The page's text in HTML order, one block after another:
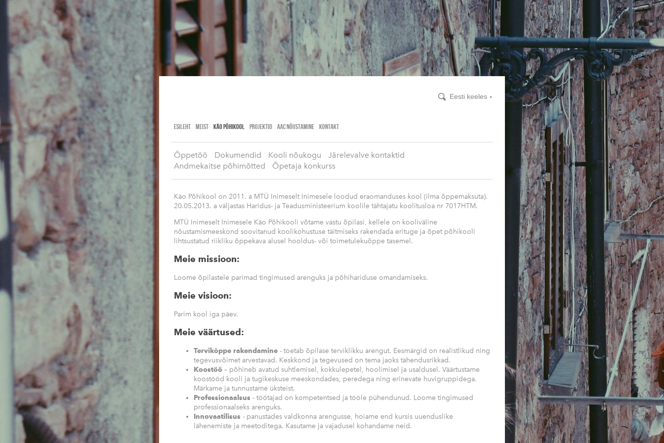
Eesti keeles ▼
ESILEHT MEIST KÄO PÕHIKOOL PROJEKTID AAC NÕUSTAMINE KONTAKT
Õppetöö Dokumendid Kooli nõukogu
Järelevalve kontaktid
Andmekaitse põhimõtted
Õpetaja konkurss
Käo Põhikool on 2011. a MTÜ Inimeselt Inimesele loodud eraomanduses kool (ilma õppemaksuta).
20.05.2013. a väljastas Haridus- ja Teadusministeerium koolile tähtajatu koolitusloa nr 7017HTM.
MTÜ Inimeselt Inimesele Käo Põhikooli võtame vastu õpilasi, kellele on kooliväline
nõustamismeeskond soovitanud koolikohustuse täitmiseks rakendada erituge ja õpet põhikooli
lihtsustatud riikliku õppekava alusel hooldus- või toimetulekuõppe tasemel.
Meie missioon:
Loome õpilastele parimad tingimused arenguks ja põhihariduse omandamiseks.
Meie visioon:
Parim kool iga päev.
Meie väärtused:
Tervikõppe rakendamine - toetab õpilase terviklikku arengut. Eesmärgid on realistlikud ning
tegevusvõimet arvestavad. Keskkond ja tegevused on tema jaoks tähendusrikkad.
Koostöö – põhineb avatud suhtlemisel, kokkulepetel, hoolimisel ja usaldusel. Väärtustame
koostööd kooli ja tugikeskuse meeskondades, peredega ning erinevate huvigruppidega.
Märkame ja tunnustame üksteist.
Professionaalsus - töötajad on kompetentsed ja tööle pühendunud. Loome tingimused
professionaalseks arenguks.
Innovaatilisus - panustades valdkonna arengusse, hoiame end kursis uuenduslike
lähenemiste ja meetoditega. Kasutame ja vajadusel kohandame neid.